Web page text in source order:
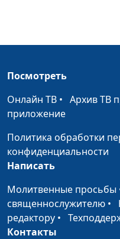
бороться?
Зависть и как с ней
бороться?
Самоутверждение
Зависимость в
отношениях
Посмотреть
Онлайн ТВ • Архив ТВ
приложение
Политика обработки
конфиденциальности
Написать
Молитвенные просьбы
священнослужителю •
редактору •
Контакты